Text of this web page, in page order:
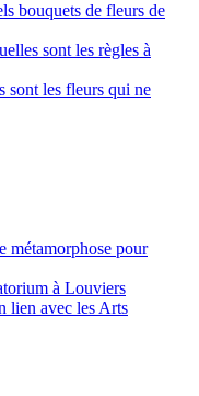
bouquets de fleurs de
sont les règles à
sont les fleurs qui ne
métamorphose pour
à Louviers
lien avec les Arts